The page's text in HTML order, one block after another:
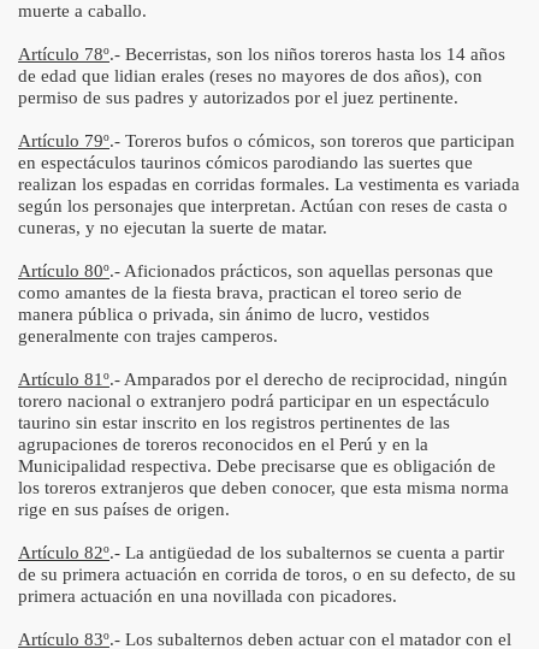
muerte a caballo.
Artículo 78º.- Becerristas, son los niños toreros hasta los 14 años
de edad que lidian erales (reses no mayores de dos años), con
permiso de sus padres y autorizados por el juez pertinente.
Artículo 79º.- Toreros bufos o cómicos, son toreros que participan
en espectáculos taurinos cómicos parodiando las suertes que
realizan los espadas en corridas formales. La vestimenta es variada
según los personajes que interpretan. Actúan con reses de casta o
cuneras, y no ejecutan la suerte de matar.
Artículo 80º.- Aficionados prácticos, son aquellas personas que
como amantes de la fiesta brava, practican el toreo serio de
manera pública o privada, sin ánimo de lucro, vestidos
generalmente con trajes camperos.
Artículo 81º.- Amparados por el derecho de reciprocidad, ningún
torero nacional o extranjero podrá participar en un espectáculo
taurino sin estar inscrito en los registros pertinentes de las
agrupaciones de toreros reconocidos en el Perú y en la
Municipalidad respectiva. Debe precisarse que es obligación de
los toreros extranjeros que deben conocer, que esta misma norma
rige en sus países de origen.
Artículo 82º.- La antigüedad de los subalternos se cuenta a partir
de su primera actuación en corrida de toros, o en su defecto, de su
primera actuación en una novillada con picadores.
Artículo 83º.- Los subalternos deben actuar con el matador con el